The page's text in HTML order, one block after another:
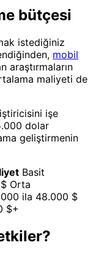
bütçesi
istediğiniz
mobil
araştırmaların
maliyeti de
işe
dolar
geliştirmenin
Basit
Orta
ila 48.000 $
$+